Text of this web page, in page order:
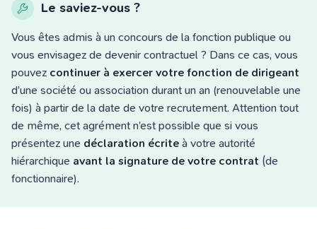
Le saviez-vous ?
Vous êtes admis à un concours de la fonction publique ou
vous envisagez de devenir contractuel ? Dans ce cas, vous
pouvez continuer à exercer votre fonction de dirigeant
d’une société ou association durant un an (renouvelable une
fois) à partir de la date de votre recrutement. Attention tout
de même, cet agrément n’est possible que si vous
présentez une déclaration écrite à votre autorité
hiérarchique avant la signature de votre contrat (de
fonctionnaire).